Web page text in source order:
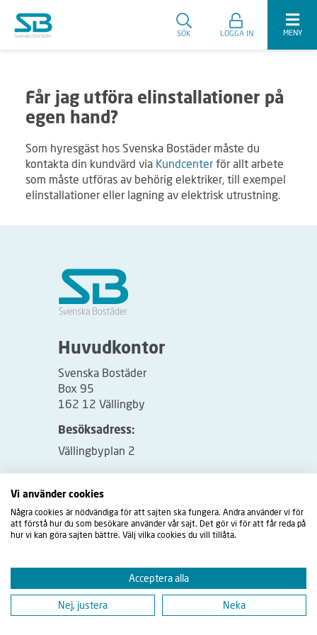
SÖK LOGGA IN MENY
Får jag utföra elinstallationer på
egen hand?
Som hyresgäst hos Svenska Bostäder måste du
kontakta din kundvärd via Kundcenter för allt arbete
som måste utföras av behörig elektriker, till exempel
elinstallationer eller lagning av elektrisk utrustning.
Huvudkontor
Svenska Bostäder
Box 95
162 12 Vällingby
Besöksadress:
Vällingbyplan 2
Vi använder cookies
Några cookies är nödvändiga för att sajten ska fungera. Andra använder vi för
att förstå hur du som besökare använder vår sajt. Det gör vi för att får reda på
hur vi kan göra sajten bättre. Välj vilka cookies du vill tillåta.
Acceptera alla
Nej, justera Neka